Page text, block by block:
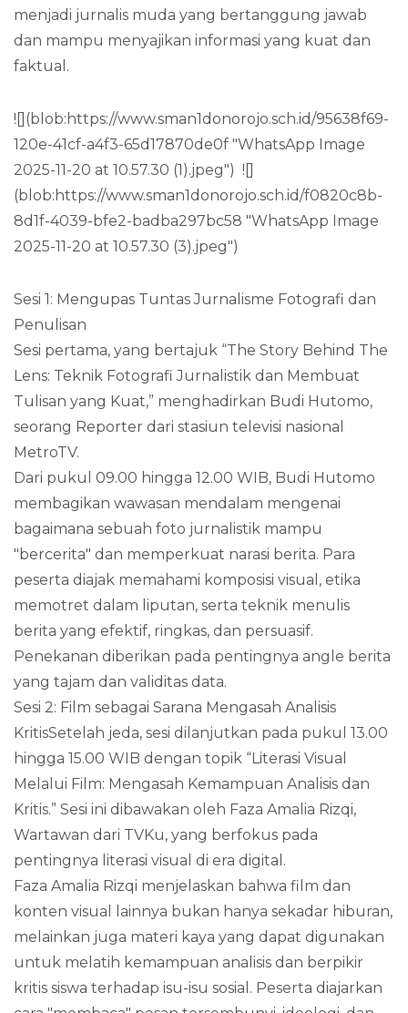
menjadi jurnalis muda yang bertanggung jawab
dan mampu menyajikan informasi yang kuat dan
faktual.
![](blob:https://www.sman1donorojo.sch.id/95638f69-
120e-41cf-a4f3-65d17870de0f "WhatsApp Image
2025-11-20 at 10.57.30 (1).jpeg") ![]
(blob:https://www.sman1donorojo.sch.id/f0820c8b-
8d1f-4039-bfe2-badba297bc58 "WhatsApp Image
2025-11-20 at 10.57.30 (3).jpeg")
Sesi 1: Mengupas Tuntas Jurnalisme Fotografi dan
Penulisan
Sesi pertama, yang bertajuk “The Story Behind The
Lens: Teknik Fotografi Jurnalistik dan Membuat
Tulisan yang Kuat,” menghadirkan Budi Hutomo,
seorang Reporter dari stasiun televisi nasional
MetroTV.
Dari pukul 09.00 hingga 12.00 WIB, Budi Hutomo
membagikan wawasan mendalam mengenai
bagaimana sebuah foto jurnalistik mampu
"bercerita" dan memperkuat narasi berita. Para
peserta diajak memahami komposisi visual, etika
memotret dalam liputan, serta teknik menulis
berita yang efektif, ringkas, dan persuasif.
Penekanan diberikan pada pentingnya angle berita
yang tajam dan validitas data.
Sesi 2: Film sebagai Sarana Mengasah Analisis
KritisSetelah jeda, sesi dilanjutkan pada pukul 13.00
hingga 15.00 WIB dengan topik “Literasi Visual
Melalui Film: Mengasah Kemampuan Analisis dan
Kritis.” Sesi ini dibawakan oleh Faza Amalia Rizqi,
Wartawan dari TVKu, yang berfokus pada
pentingnya literasi visual di era digital.
Faza Amalia Rizqi menjelaskan bahwa film dan
konten visual lainnya bukan hanya sekadar hiburan,
melainkan juga materi kaya yang dapat digunakan
untuk melatih kemampuan analisis dan berpikir
kritis siswa terhadap isu-isu sosial. Peserta diajarkan